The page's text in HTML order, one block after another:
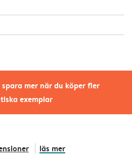
mer när du köper fler
exemplar
läs mer